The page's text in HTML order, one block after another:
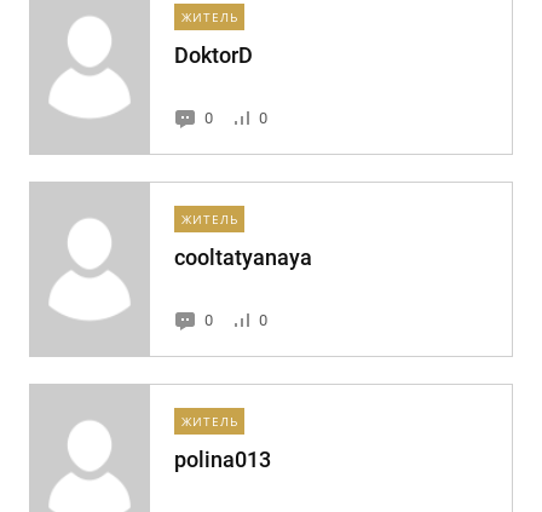
ЖИТЕЛЬ
DoktorD
0 0
ЖИТЕЛЬ
cooltatyanaya
0 0
ЖИТЕЛЬ
polina013